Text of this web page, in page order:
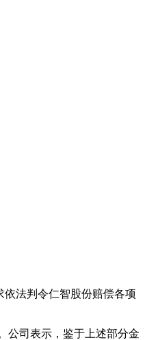
法判令仁智股份赔偿各项
公司表示，鉴于上述部分金